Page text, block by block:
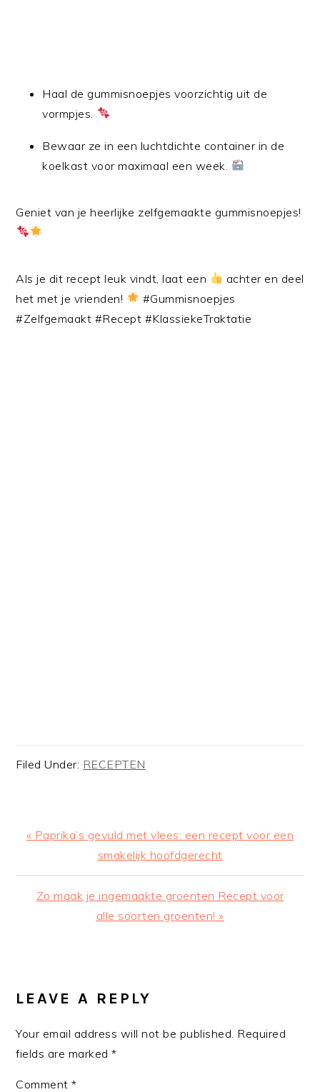
Haal de gummisnoepjes voorzichtig uit de
vormpjes.
Bewaar ze in een luchtdichte container in de
koelkast voor maximaal een week.
Geniet van je heerlijke zelfgemaakte gummisnoepjes!
Als je dit recept leuk vindt, laat een
achter en deel
het met je vrienden!
#Gummisnoepjes
#Zelfgemaakt #Recept #KlassiekeTraktatie
Filed Under: RECEPTEN
Previous
« Paprika’s gevuld met vlees: een recept voor een
smakelijk hoofdgerecht
Next
Zo maak je ingemaakte groenten Recept voor
alle soorten groenten! »
INTERACTIONS
LEAVE A REPLY
Your email address will not be published. Required
fields are marked*
Comment*